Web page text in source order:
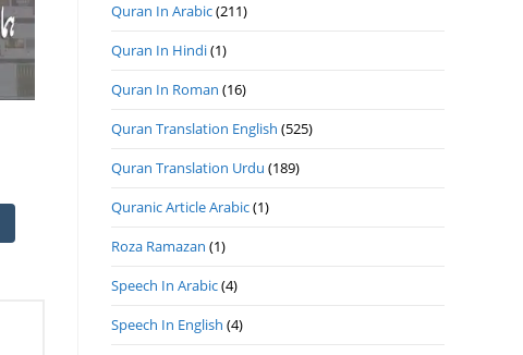
Quran In Arabic(211)
Quran In Hindi(1)
Quran In Roman (16)
Quran Translation English (525)
Quran Translation Urdu (189)
Quranic Article Arabic(1)
Roza Ramazan (1)
Speech In Arabic(4)
Speech In English (4)